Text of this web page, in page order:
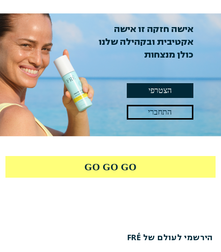
אישה חזקה זו אישה
אקטיבית ובקהילה שלנו
כולן מנצחות
הצטרפי
התחברי
GO GO GO
הירשמי לעולם של FRÉ